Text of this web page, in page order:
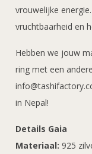
vrouwelijke
vruchtbaarheid en
Hebben we jouw
ring met een
in Nepal!
Details Gaia
Materiaal: 925